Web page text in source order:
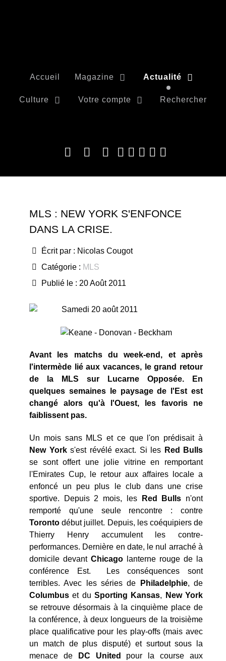
Accueil Magazine Actualité
Culture Votre compte Rechercher
MLS : NEW YORK S'ENFONCE
DANS LA CRISE.
Écrit par : Nicolas Cougot
Catégorie : MLS
Publié le : 20 Août 2011
Samedi 20 août 2011
Avant les matchs du week-end, et après
l'intermède lié aux vacances, le grand retour
de la MLS sur Lucarne Opposée. En
quelques semaines le paysage de l'Est est
changé alors qu'à l'Ouest, les favoris ne
faiblissent pas.
Un mois sans MLS et ce que l'on prédisait à
New Yorks'est révélé exact. Si les Red Bulls
se sont offert une jolie vitrine en remportant
l'Emirates Cup, le retour aux affaires locale a
enfoncé un peu plus le club dans une crise
sportive. Depuis 2 mois, les
Red Bulls n'ont
remporté qu'une seule rencontre : contre
Toronto début juillet. Depuis, les coéquipiers de
Thierry Henry accumulent les contre-
performances. Dernière en date, le nul arraché à
domicile devant Chicago lanterne rouge de la
conférence Est. Les conséquences sont
terribles. Avec les séries de
Philadelphie, de
Columbus et du Sporting Kansas, New York
se retrouve désormais à la cinquième place de
la conférence, à deux longueurs de la troisième
place qualificative pour les play-offs (mais avec
un match de plus disputé) et surtout sous la
menace de
DC United
pour la course aux